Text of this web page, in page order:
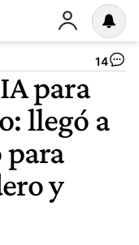
14
para
llegó a
y